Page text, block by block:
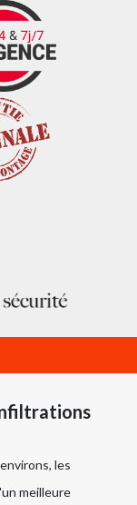
les
meilleure